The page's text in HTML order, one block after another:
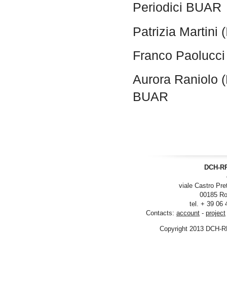
Periodici BUAR
Patrizia Martini
Franco
Aurora Raniolo
BUAR
DCH-
viale Castro
00185
tel. + 39 06
Contacts: account - project
Copyright 2013 DCH-